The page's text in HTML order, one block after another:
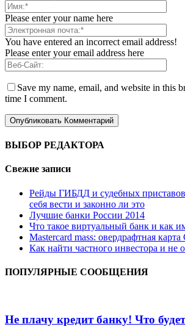
Please enter your name here
You have entered an incorrect email address!
Please enter your email address here
Save my name, email, and website in this
time I comment.
ВЫБОР РЕДАКТОРА
Свежие записи
Рейды ГИБДД и судебных приставов
себя вести и законно ли это
Лучшие банки России 2014
Что такое виртуальный банк и как
Мastercard mass: овердрафтная карта
Как найти частного инвестора и не
ПОПУЛЯРНЫЕ СООБЩЕНИЯ
Не плачу кредит банку! Что